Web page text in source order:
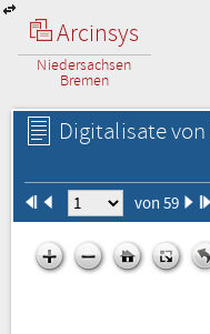
Arcinsys
Niedersachsen
Bremen
Digitalisate von
von 59